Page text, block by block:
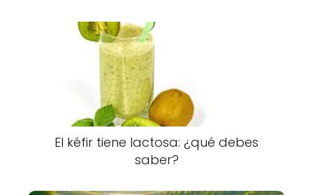
El kéfir tiene lactosa: ¿qué debes
saber?